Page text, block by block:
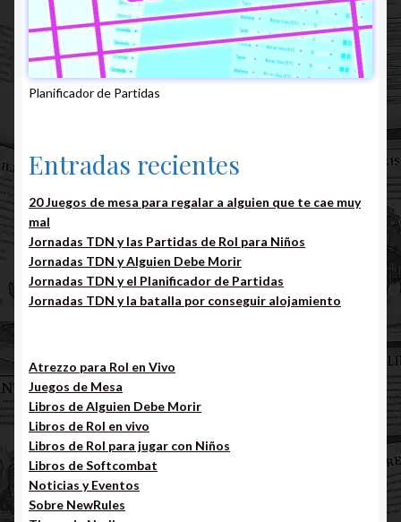
Planificador de Partidas
Entradas recientes
20 Juegos de mesa para regalar a alguien que te cae muy
mal
Jornadas TDN y las Partidas de Rol para Niños
Jornadas TDN y Alguien Debe Morir
Jornadas TDN y el Planificador de Partidas
Jornadas TDN y la batalla por conseguir alojamiento
Atrezzo para Rol en Vivo
Juegos de Mesa
Libros de Alguien Debe Morir
Libros de Rol en vivo
Libros de Rol para jugar con Niños
Libros de Softcombat
Noticias y Eventos
Sobre NewRules